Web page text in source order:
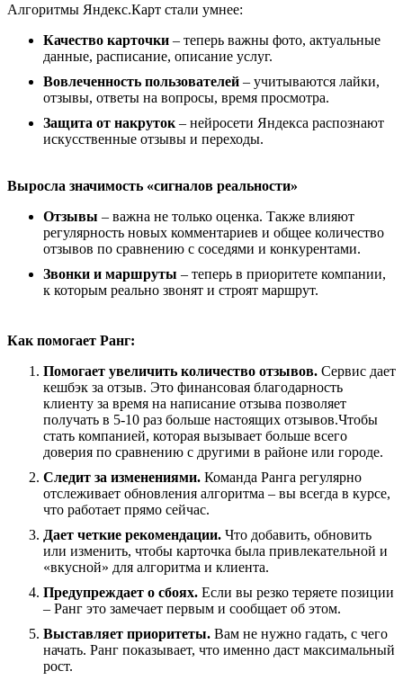
Алгоритмы Яндекс.Карт стали умнее:
Качество карточки – теперь важны фото, актуальные
данные, расписание, описание услуг.
Вовлеченность пользователей – учитываются лайки,
отзывы, ответы на вопросы, время просмотра.
Защита от накруток – нейросети Яндекса распознают
искусственные отзывы и переходы.
Выросла значимость «сигналов реальности»
Отзывы – важна не только оценка. Также влияют
регулярность новых комментариев и общее количество
отзывов по сравнению с соседями и конкурентами.
Звонки и маршруты – теперь в приоритете компании,
к которым реально звонят и строят маршрут.
Как помогает Ранг:
Помогает увеличить количество отзывов. Сервис дает
кешбэк за отзыв. Это финансовая благодарность
клиенту за время на написание отзыва позволяет
получать в 5-10 раз больше настоящих отзывов.Чтобы
стать компанией, которая вызывает больше всего
доверия по сравнению с другими в районе или городе.
Следит за изменениями. Команда Ранга регулярно
отслеживает обновления алгоритма – вы всегда в курсе,
что работает прямо сейчас.
Дает четкие рекомендации. Что добавить, обновить
или изменить, чтобы карточка была привлекательной и
«вкусной» для алгоритма и клиента.
Предупреждает о сбоях. Если вы резко теряете позиции
– Ранг это замечает первым и сообщает об этом.
Выставляет приоритеты. Вам не нужно гадать, с чего
начать. Ранг показывает, что именно даст максимальный
рост.